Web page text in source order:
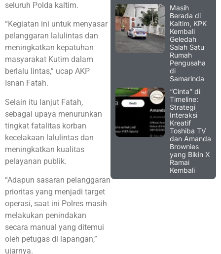
seluruh Polda kaltim.
“Kegiatan ini untuk menyasar
pelanggaran lalulintas dan
meningkatkan kepatuhan
masyarakat Kutim dalam
berlalu lintas,” ucap AKP
Isnan Fatah.
Selain itu lanjut Fatah,
sebagai upaya menurunkan
tingkat fatalitas korban
kecelakaan lalulintas dan
meningkatkan kualitas
pelayanan publik.
“Adapun sasaran pelanggaran
prioritas yang menjadi target
operasi, saat ini Polres masih
melakukan penindakan
secara manual yang ditemui
oleh petugas di lapangan,”
ujarnya.
Masih
Berada di
Kaltim, KPK
Kembali
Geledah
Salah Satu
Rumah
Pengusaha
di
Samarinda
“Cinta” di
Timeline:
Strategi
Interaksi
Kreatif
Toshiba TV
dan Amanda
Brownies
yang Bikin X
Ramai
Kembali